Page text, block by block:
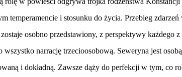
temperamencie i stosunku do życia. Przebieg
osobno przedstawiony, z perspektywy każdego
wszystko narrację trzecioosobową. Seweryna jest
i dokładną. Zawsze dąży do perfekcji w tym, co